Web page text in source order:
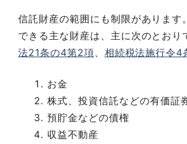
信託財産の範囲にも制限があります
できる主な財産は、主に次のとおり
法21条の4第2項
相続税法施行令4
お金
株式、投資信託などの有価証
預貯金などの債権
収益不動産